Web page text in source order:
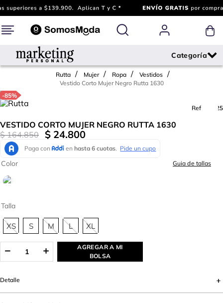
Rutta Mujer Ropa
Vestidos
Vestido Corto Mujer Negro Rutta 1630
-85%
Ref.
731325
VESTIDO CORTO MUJER NEGRO RUTTA 1630
$ 164.850 $ 24.800
Talla
XS S M L XL
Color Guia de tallas
AGREGAR A MI
BOLSA
Detalle